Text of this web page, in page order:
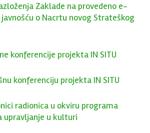
Zaklade na provedeno e-
o Nacrtu novog Strateškog
konferencije projekta IN SITU
konferenciju projekta IN SITU
radionica u okviru programa
upravljanje u kulturi